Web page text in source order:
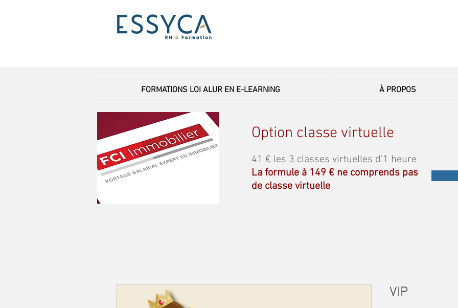
FORMATIONS LOI ALUR EN E-LEARNING À PROPOS
Option classe virtuelle
41 € les 3 classes virtuelles d'1 heure
La formule à 149 € ne comprends pas
de classe virtuelle
VIP